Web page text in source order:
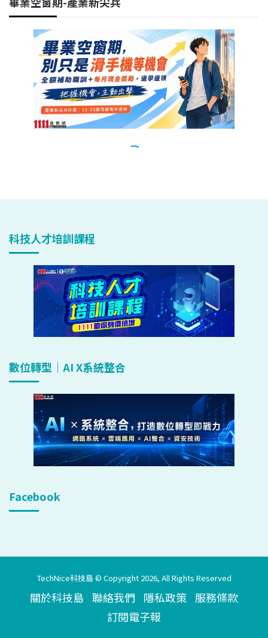
科技人才培訓課程
數位轉型｜AI X系統整合
Facebook
TechNice科技島 © Copyright 2026, All Rights Reserved
關於科技島 聯絡我們 隱私政策 服務條款
訂閱電子報